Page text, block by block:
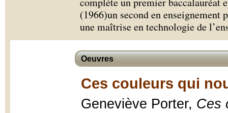
(1966)un second en
une maîtrise en technologie de
Oeuvres
Ces couleurs qui
Geneviève Porter, Ces